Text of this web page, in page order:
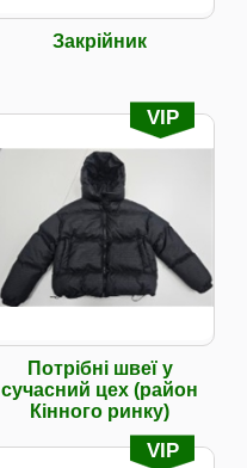
Закрійник
VIP
Потрібні швеї у
сучасний цех (район
Кінного ринку)
VIP